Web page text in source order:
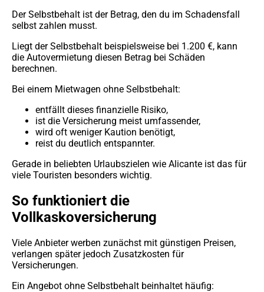
Der Selbstbehalt ist der Betrag, den du im Schadensfall
selbst zahlen musst.
Liegt der Selbstbehalt beispielsweise bei 1.200 €, kann
die Autovermietung diesen Betrag bei Schäden
berechnen.
Bei einem Mietwagen ohne Selbstbehalt:
entfällt dieses finanzielle Risiko,
ist die Versicherung meist umfassender,
wird oft weniger Kaution benötigt,
reist du deutlich entspannter.
Gerade in beliebten Urlaubszielen wie Alicante ist das für
viele Touristen besonders wichtig.
So funktioniert die
Vollkaskoversicherung
Viele Anbieter werben zunächst mit günstigen Preisen,
verlangen später jedoch Zusatzkosten für
Versicherungen.
Ein Angebot ohne Selbstbehalt beinhaltet häufig: